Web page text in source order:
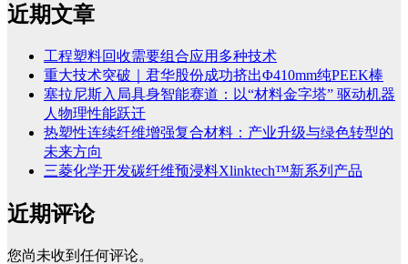
近期文章
工程塑料回收需要组合应用多种技术
重大技术突破｜君华股份成功挤出Φ410mm纯PEEK棒
塞拉尼斯入局具身智能赛道：以“材料金字塔” 驱动机器
人物理性能跃迁
热塑性连续纤维增强复合材料：产业升级与绿色转型的
未来方向
三菱化学开发碳纤维预浸料Xlinktech™新系列产品
近期评论
您尚未收到任何评论。